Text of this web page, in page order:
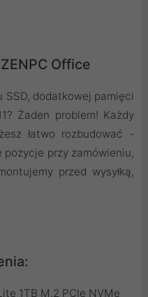
Office
SSD, dodatkowej pamięci
Żaden problem! Każdy
łatwo rozbudować -
przy zamówieniu,
przed wysyłką,
1TB M.2 PCIe NVMe